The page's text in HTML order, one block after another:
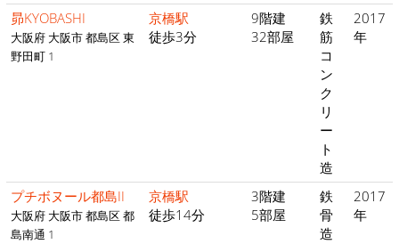
昴KYOBASHI
大阪府 大阪市 都島区 東
野田町 1
京橋駅
徒歩3分
9階建
32部屋
鉄
筋
コ
ン
ク
リ
ー
ト
造
2017
年
プチボヌール都島II
大阪府 大阪市 都島区 都
島南通 1
京橋駅
徒歩14分
3階建
5部屋
鉄
骨
造
2017
年